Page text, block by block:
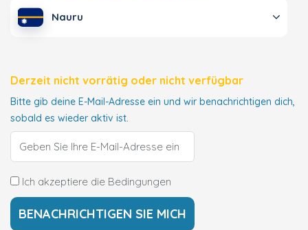
Nauru
Derzeit nicht vorrätig oder nicht verfügbar
Bitte gib deine E-Mail-Adresse ein und wir benachrichtigen dich,
sobald es wieder aktiv ist.
Ich akzeptiere die Bedingungen